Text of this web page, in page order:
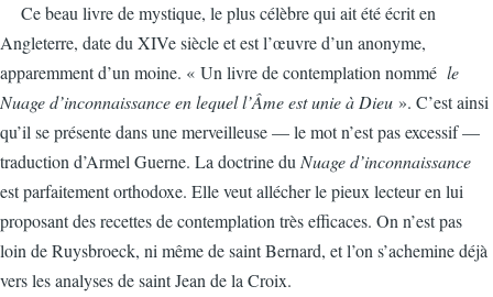
Ce beau livre de mystique, le plus célèbre qui ait été écrit en
Angleterre, date du XIVe siècle et est l’œuvre d’un anonyme,
apparemment d’un moine. « Un livre de contemplation nommé le
Nuage d’inconnaissanceen lequel l’Âme est unie à Dieu ». C’est ainsi
qu’il se présente dans une merveilleuse — le mot n’est pas excessif —
traduction d’Armel Guerne. La doctrine du Nuage d’inconnaissance
est parfaitement orthodoxe. Elle veut allécher le pieux lecteur en lui
proposant des recettes de contemplation très efficaces. On n’est pas
loin de Ruysbroeck, ni même de saint Bernard, et l’on s’achemine déjà
vers les analyses de saint Jean de la Croix.